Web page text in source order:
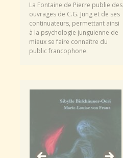
La Fontaine de Pierre publie des
ouvrages de C.G. Jung et de ses
continuateurs, permettant ainsi
à la psychologie junguienne de
mieux se faire connaître du
public francophone.